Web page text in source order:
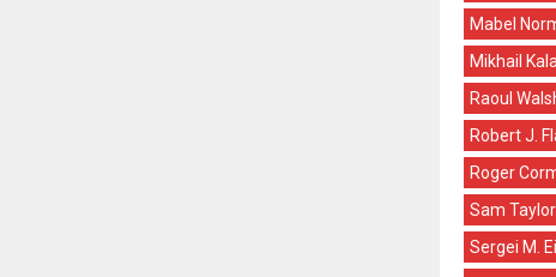
Mabel
Mikhail
Raoul
Robert J.
Roger
Sam Taylor
Sergei M.